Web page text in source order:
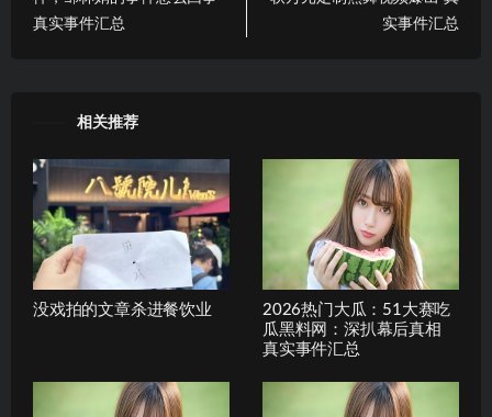
真实事件汇总
实事件汇总
相关推荐
没戏拍的文章杀进餐饮业
2026热门大瓜：51大赛吃
瓜黑料网：深扒幕后真相
真实事件汇总